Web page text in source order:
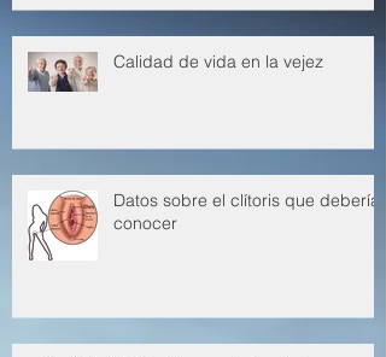
Calidad de vida en la vejez
Datos sobre el clítoris que deberías
conocer